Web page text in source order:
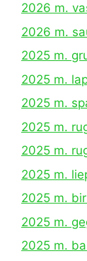
2026 m.
2026 m.
2025 m.
2025 m.
2025 m.
2025 m.
2025 m.
2025 m.
2025 m.
2025 m.
2025 m.